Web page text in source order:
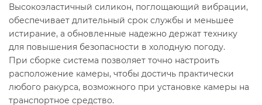
Высокоэластичный силикон, поглощающий вибрации,
обеспечивает длительный срок службы и меньшее
истирание, а обновленные надежно держат технику
для повышения безопасности в холодную погоду.
При сборке система позволяет точно настроить
расположение камеры, чтобы достичь практически
любого ракурса, возможного при установке камеры на
транспортное средство.